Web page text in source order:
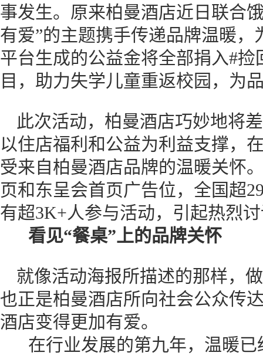
事发生。原来柏曼酒店近日联合
有爱”的主题携手传递品牌温暖
平台生成的公益金将全部捐入#
目，助力失学儿童重返校园，为
此次活动，柏曼酒店巧妙地将
以住店福利和公益为利益支撑，
受来自柏曼酒店品牌的温暖关怀
页和东呈会首页广告位，全国超
有超3K+人参与活动，引起热烈
看见“餐桌”上的品牌关怀
就像活动海报所描述的那样，
也正是柏曼酒店所向社会公众传
酒店变得更加有爱。
在行业发展的第九年，温暖已